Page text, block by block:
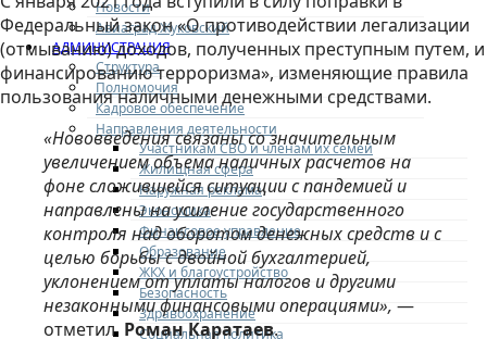
Новости
Авиаград Жуковский
АДМИНИСТРАЦИЯ
Структура
Полномочия
Кадровое обеспечение
Направления деятельности
Участникам СВО и членам их семей
Жилищная сфера
Наружная реклама
Экономика
Финансовое управление
Образование
ЖКХ и благоустройство
Безопасность
Здравоохранение
Социальная политика
Федеральный закон «О противодействии легализации
(отмыванию) доходов, полученных преступным путем, и
финансированию терроризма», изменяющие правила
пользования наличными денежными средствами.
«Нововведения связаны со значительным
увеличением объема наличных расчетов на
фоне сложившейся ситуации с пандемией и
направлены на усиление государственного
контроля над оборотом денежных средств и с
целью борьбы с двойной бухгалтерией,
уклонением от уплаты налогов и другими
незаконными финансовыми операциями», —
отметил Роман Каратаев.